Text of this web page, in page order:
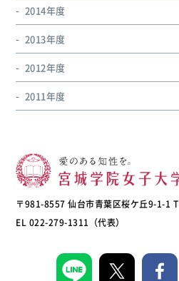
2014年度
2013年度
2012年度
2011年度
〒981-8557 仙台市青葉区桜ケ丘9-1-1 T
EL 022-279-1311（代表）